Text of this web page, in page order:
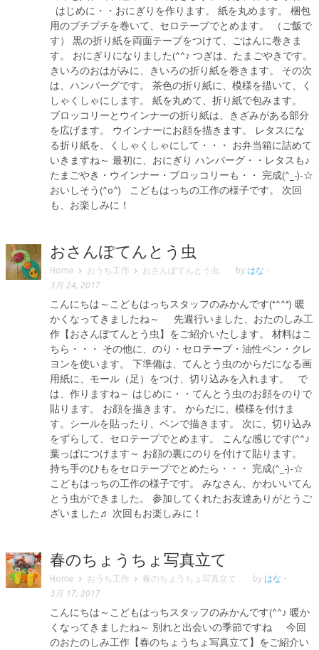
はじめに・・おにぎりを作ります。 紙を丸めます。 梱包
用のプチプチを巻いて、セロテープでとめます。 （ご飯で
す） 黒の折り紙を両面テープをつけて、ごはんに巻きま
す。 おにぎりになりました(^^♪ つぎは、たまごやきです。
きいろのおはがみに、きいろの折り紙を巻きます。 その次
は、ハンバーグです。 茶色の折り紙に、模様を描いて、く
しゃくしゃにします。 紙を丸めて、折り紙で包みます。
ブロッコリーとウインナーの折り紙は、きざみがある部分
を広げます。 ウインナーにお顔を描きます。 レタスにな
る折り紙を、くしゃくしゃにして・・・ お弁当箱に詰めて
いきますね～ 最初に、おにぎり ハンバーグ・・レタスも♪
たまごやき・ウインナー・ブロッコリーも・・ 完成(^_-)-☆
おいしそう(^o^) こどもはっちの工作の様子です。 次回
も、お楽しみに！
おさんぽてんとう虫
Home おうち工作 おさんぽてんとう虫 by はな -
3月 24, 2017
こんにちは～こどもはっちスタッフのみかんです(*^^*) 暖
かくなってきましたね～ 先週行いました、おたのしみ工
作【おさんぽてんとう虫】をご紹介いたします。 材料はこ
ちら・・・ その他に、のり・セロテープ・油性ペン・クレ
ヨンを使います。 下準備は、てんとう虫のからだになる画
用紙に、モール（足）をつけ、切り込みを入れます。 で
は、作りますね～ はじめに・・てんとう虫のお顔をのりで
貼ります。 お顔を描きます。 からだに、模様を付けま
す。シールを貼ったり、ペンで描きます。 次に、切り込み
をずらして、セロテープでとめます。 こんな感じです(^^♪
葉っぱにつけます～ お顔の裏にのりを付けて貼ります。
持ち手のひもをセロテープでとめたら・・・ 完成(^_-)-☆
こどもはっちの工作の様子です。 みなさん、かわいいてん
とう虫ができました。 参加してくれたお友達ありがとうご
ざいました♬ 次回もお楽しみに！
春のちょうちょ写真立て
Home おうち工作 春のちょうちょ写真立て by はな -
3月 17, 2017
こんにちは～こどもはっちスタッフのみかんです(^^♪ 暖か
くなってきましたね～ 別れと出会いの季節ですね 今回
のおたのしみ工作【春のちょうちょ写真立て】をご紹介い